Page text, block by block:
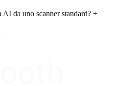
da uno scanner standard? +